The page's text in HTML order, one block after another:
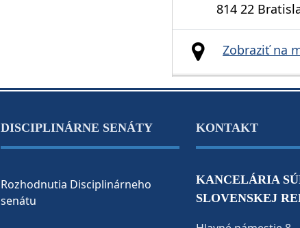
814 22
Zobraziť na
DISCIPLINÁRNE SENÁTY
Rozhodnutia Disciplinárneho
senátu
KONTAKT
KANCELÁRIA
SLOVENSKEJ